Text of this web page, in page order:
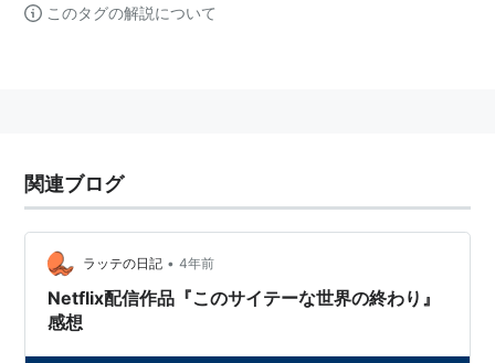
このタグの解説について
関連ブログ
ラッテの日記 • 4年前
Netflix配信作品『このサイテーな世界の終わり』
感想